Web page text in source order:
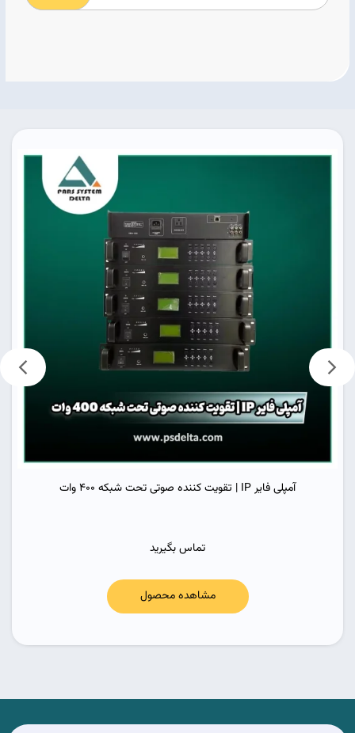
آمپلی فایر IP | تقویت کننده صوتی تحت شبکه 400 وات
تماس بگیرید
مشاهده محصول